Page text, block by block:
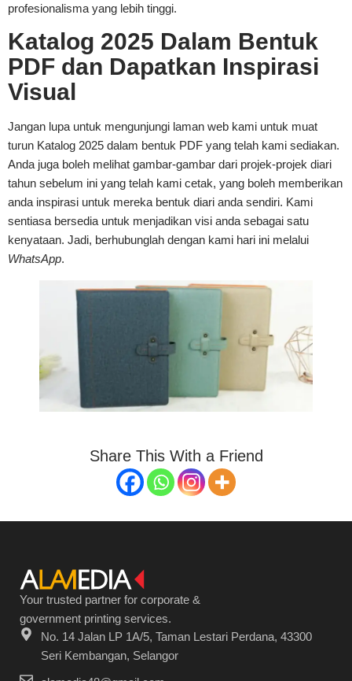
profesionalisma yang lebih tinggi.
Katalog 2025 Dalam Bentuk
PDF dan Dapatkan Inspirasi
Visual
Jangan lupa untuk mengunjungi laman web kami untuk muat
turun Katalog 2025 dalam bentuk PDF yang telah kami sediakan.
Anda juga boleh melihat gambar-gambar dari projek-projek diari
tahun sebelum ini yang telah kami cetak, yang boleh memberikan
anda inspirasi untuk mereka bentuk diari anda sendiri. Kami
sentiasa bersedia untuk menjadikan visi anda sebagai satu
kenyataan. Jadi, berhubunglah dengan kami hari ini melalui
WhatsApp.
Share This With a Friend
Your trusted partner for corporate &
government printing services.
No. 14 Jalan LP 1A/5, Taman Lestari Perdana, 43300
Seri Kembangan, Selangor